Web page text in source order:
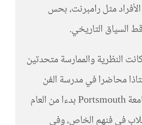
مثل رامبرنت، بحس
السياق التاريخي.
النظرية والممارسة متحدتين
محاضرا في مدرسة الفن
والتصميم في جامعة Portsmouth بدءا من العام
الطلاب في فنهم الخاص، وفي